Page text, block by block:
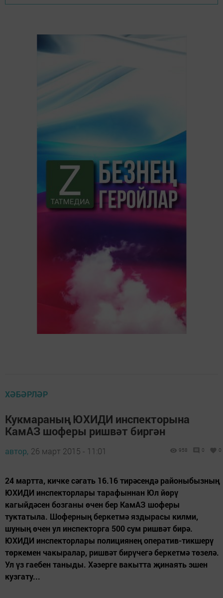
ХӘБӘРЛӘР
Кукмараның ЮХИДИ инспекторына
КамАЗ шоферы ришвәт биргән
автор, 26 март 2015 - 11:01 958 0 0
24 мартта, кичке сәгать 16.16 тирәсендә районыбызның
ЮХИДИ инспекторлары тарафыннан Юл йөрү
кагыйдәсен бозганы өчен бер КамАЗ шоферы
туктатыла. Шоферның беркетмә яздырасы килми,
шуның өчен ул инспекторга 500 сум ришвәт бирә.
ЮХИДИ инспекторлары полициянең оператив-тикшерү
төркемен чакыралар, ришвәт бирүчегә беркетмә төзелә.
Ул үз гаебен таныды. Хәзерге вакытта җинаять эшен
кузгату...